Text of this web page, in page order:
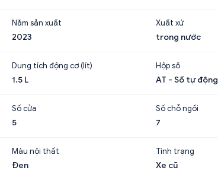
Năm sản xuất
2023
Xuất xứ
trong nước
Dung tích động cơ (lít)
1.5 L
Hộp số
AT - Số tự động
Số cửa
5
Số chỗ ngồi
7
Màu nội thất
Đen
Tình trạng
Xe cũ